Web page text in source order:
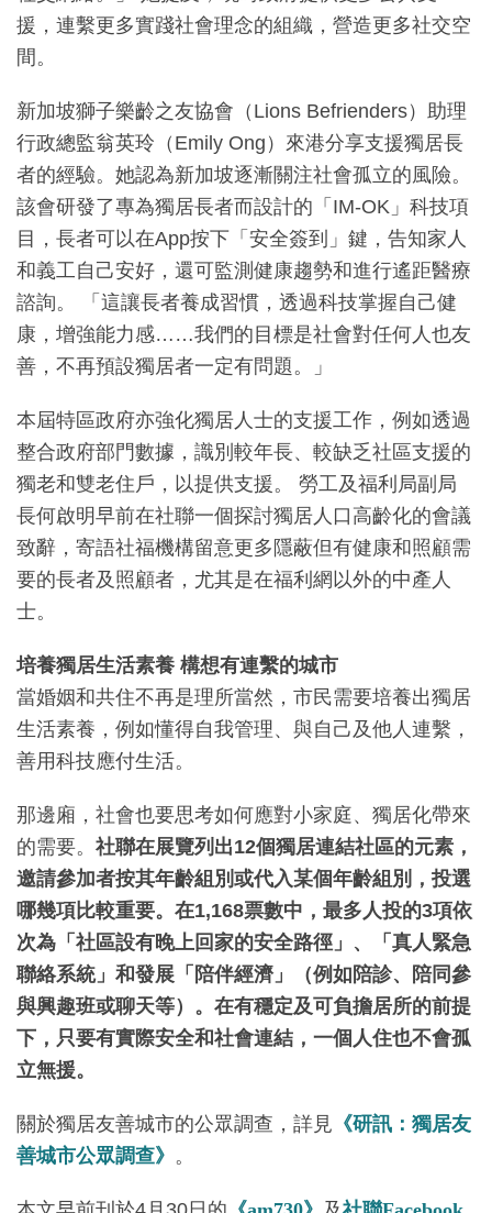
援，連繫更多實踐社會理念的組織，營造更多社交空
間。
新加坡獅子樂齡之友協會（Lions Befrienders）助理
行政總監翁英玲（Emily Ong）來港分享支援獨居長
者的經驗。她認為新加坡逐漸關注社會孤立的風險。
該會研發了專為獨居長者而設計的「IM-OK」科技項
目，長者可以在App按下「安全簽到」鍵，告知家人
和義工自己安好，還可監測健康趨勢和進行遙距醫療
諮詢。 「這讓長者養成習慣，透過科技掌握自己健
康，增強能力感……我們的目標是社會對任何人也友
善，不再預設獨居者一定有問題。」
本屆特區政府亦強化獨居人士的支援工作，例如透過
整合政府部門數據，識別較年長、較缺乏社區支援的
獨老和雙老住戶，以提供支援。 勞工及福利局副局
長何啟明早前在社聯一個探討獨居人口高齡化的會議
致辭，寄語社福機構留意更多隱蔽但有健康和照顧需
要的長者及照顧者，尤其是在福利網以外的中產人
士。
培養獨居生活素養 構想有連繫的城市
當婚姻和共住不再是理所當然，市民需要培養出獨居
生活素養，例如懂得自我管理、與自己及他人連繫，
善用科技應付生活。
那邊廂，社會也要思考如何應對小家庭、獨居化帶來
的需要。 社聯在展覽列出12個獨居連結社區的元素，
邀請參加者按其年齡組別或代入某個年齡組別，投選
哪幾項比較重要。在1,168票數中，最多人投的3項依
次為「社區設有晚上回家的安全路徑」、「真人緊急
聯絡系統」和發展「陪伴經濟」（例如陪診、陪同參
與興趣班或聊天等）。在有穩定及可負擔居所的前提
下，只要有實際安全和社會連結，一個人住也不會孤
立無援。
關於獨居友善城市的公眾調查，詳見 《研訊：獨居友
善城市公眾調查》 。